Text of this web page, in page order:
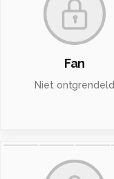
Fan
Niet ontgrendeld